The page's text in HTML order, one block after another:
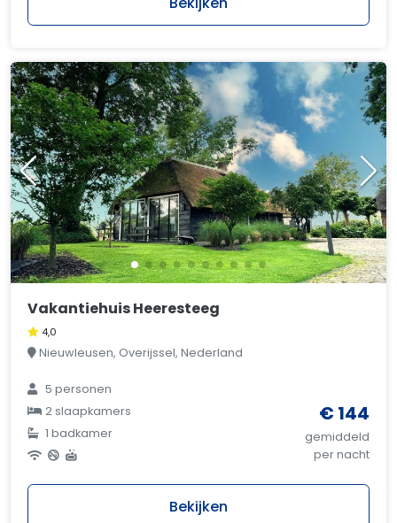
Vakantiehuis Heeresteeg
4,0
Nieuwleusen, Overijssel, Nederland
5 personen
2 slaapkamers
1 badkamer
€ 144
gemiddeld
per nacht
Bekijken